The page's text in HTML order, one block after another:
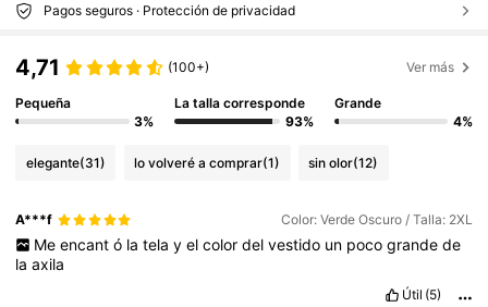
Pagos seguros · Protección de privacidad
4,71 (100+) Ver más
Pequeña
3%
La talla corresponde
93%
Grande
4%
elegante(31) lo volveré a comprar(1) sin olor(12)
A***f Color: Verde Oscuro / Talla: 2XL
Me encant ó la tela y el color del vestido un poco grande de
laaxila
Útil (5)